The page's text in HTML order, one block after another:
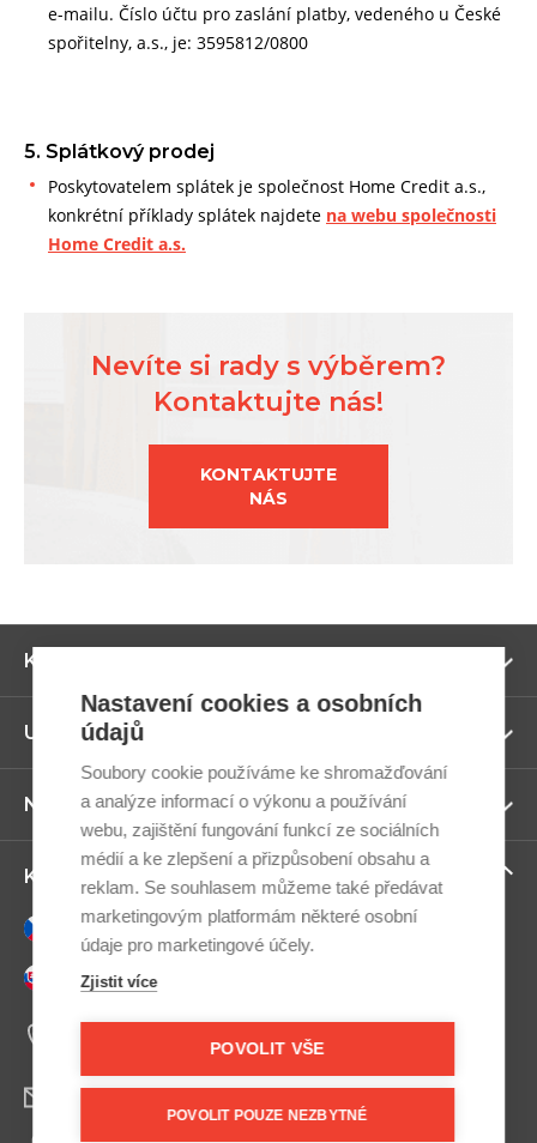
e-mailu. Číslo účtu pro zaslání platby, vedeného u České
spořitelny, a.s., je: 3595812/0800
5. Splátkový prodej
Poskytovatelem splátek je společnost Home Credit a.s.,
konkrétní příklady splátek najdete na webu společnosti
Home Credit a.s.
Nevíte si rady s výběrem?
Kontaktujte nás!
KONTAKTUJTE
NÁS
Kategorie
Užitečné odkazy
Newsletter
Kontaktujte nás
Česky
Slovensky
+420 607 800 100
Nastavení cookies a osobních
údajů
Soubory cookie používáme ke shromažďování
a analýze informací o výkonu a používání
webu, zajištění fungování funkcí ze sociálních
médií a ke zlepšení a přizpůsobení obsahu a
reklam. Se souhlasem můžeme také předávat
marketingovým platformám některé osobní
údaje pro marketingové účely.
Zjistit více
POVOLIT VŠE
POVOLIT POUZE NEZBYTNÉ